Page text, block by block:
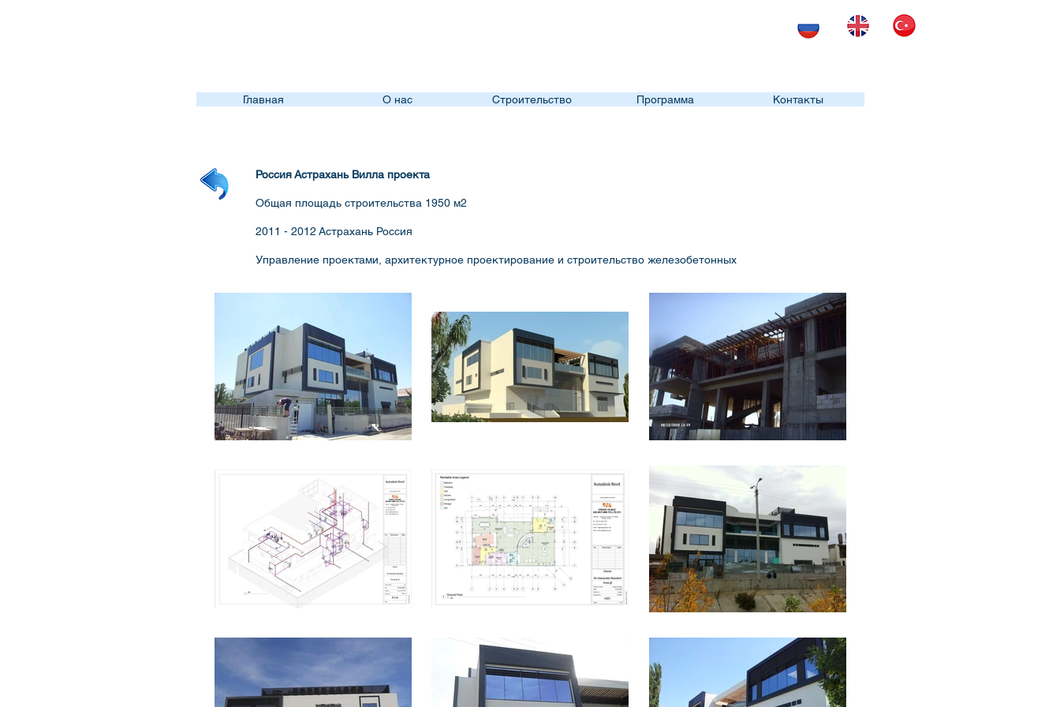
Главная О нас Строительство Программа Контакты
Россия Астрахань Вилла проекта
Общая площадь строительства 1950 м2
2011 - 2012 Астрахань Россия
Управление проектами, архитектурное проектирование и строительство железобетонных